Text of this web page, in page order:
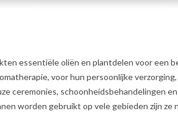
essentiële oliën en plantdelen voor een
voor hun persoonlijke
ceremonies, schoonheidsbehandelingen
worden gebruikt op vele gebieden zijn ze